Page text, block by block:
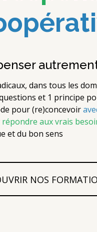
dans tous les
et 1 principe
pour (re)concevoir
répondre aux vrais
et du bon sens
NOS